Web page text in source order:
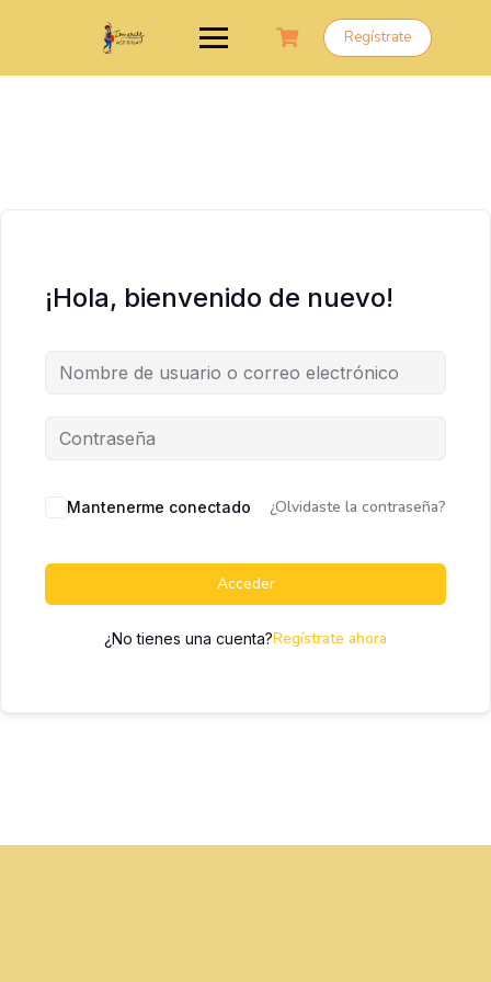
Regístrate
¡Hola, bienvenido de nuevo!
Mantenerme conectado ¿Olvidaste la contraseña?
Acceder
¿No tienes una cuenta?Regístrate ahora